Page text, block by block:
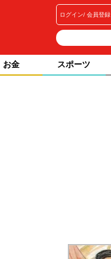
ログイン 会員登録
お金 スポーツ